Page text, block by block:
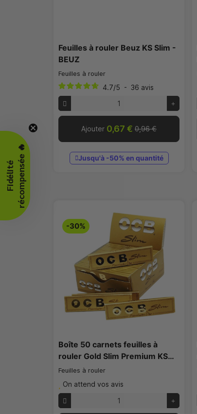
Feuilles à rouler Beuz KS Slim -
BEUZ
Feuilles à rouler
4.7/5 - 36 avis
Ajouter 0,67 € 0,96 €
Jusqu'à -50% en quantité
-30%
Boîte 50 carnets feuilles à
rouler Gold Slim Premium KS…
Feuilles à rouler
On attend vos avis
F
i
d
é
l
i
t
é
r
é
c
o
m
p
e
n
s
é
e🔥